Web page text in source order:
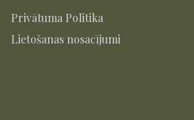
Privātuma Politika
Lietošanas nosacījumi